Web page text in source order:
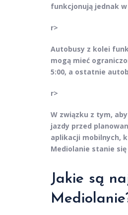
funkcjonują jednak
r>
Autobusy z kolei
mogą mieć
5:00, a ostatnie
r>
W związku z tym,
jazdy przed
aplikacji mobilnych,
Mediolanie stanie
Jakie są